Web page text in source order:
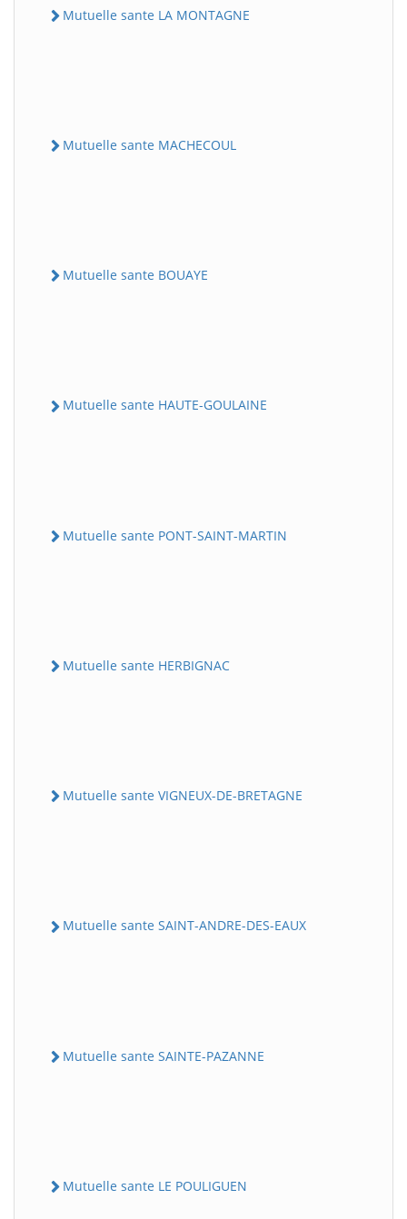
Mutuelle sante LA MONTAGNE
Mutuelle sante MACHECOUL
Mutuelle sante BOUAYE
Mutuelle sante HAUTE-GOULAINE
Mutuelle sante PONT-SAINT-MARTIN
Mutuelle sante HERBIGNAC
Mutuelle sante VIGNEUX-DE-BRETAGNE
Mutuelle sante SAINT-ANDRE-DES-EAUX
Mutuelle sante SAINTE-PAZANNE
Mutuelle sante LE POULIGUEN